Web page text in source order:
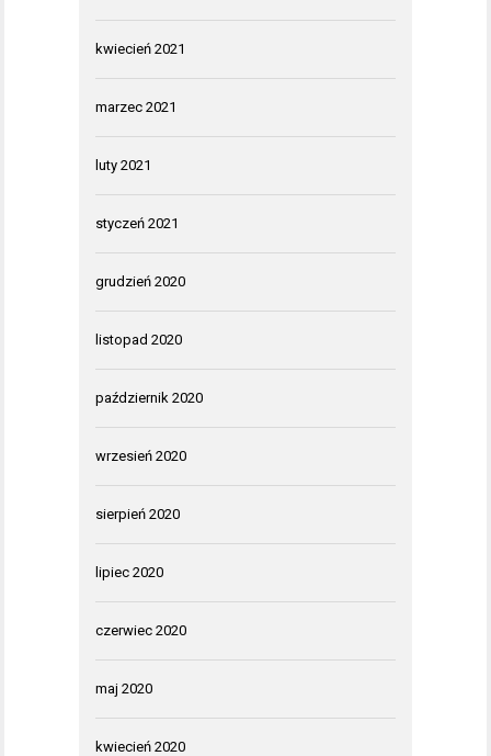
kwiecień 2021
marzec 2021
luty 2021
styczeń 2021
grudzień 2020
listopad 2020
październik 2020
wrzesień 2020
sierpień 2020
lipiec 2020
czerwiec 2020
maj 2020
kwiecień 2020